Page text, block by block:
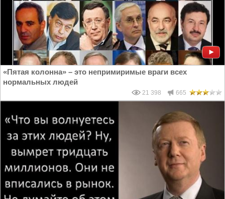
«Пятая колонна» – это непримиримые враги всех
нормальных людей
21 398 665